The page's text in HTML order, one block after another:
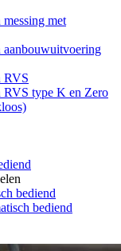
met
aanbouwuitvoering
RVS
RVS type K en Zero
bediend
bediend